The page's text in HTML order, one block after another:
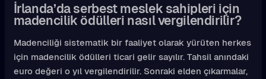
İrlanda’da serbest meslek sahipleri için
madencilik ödülleri nasıl vergilendirilir?
Madenciliği sistematik bir faaliyet olarak yürüten herkes
için madencilik ödülleri ticari gelir sayılır. Tahsil anındaki
euro değeri o yıl vergilendirilir. Sonraki elden çıkarmalar,